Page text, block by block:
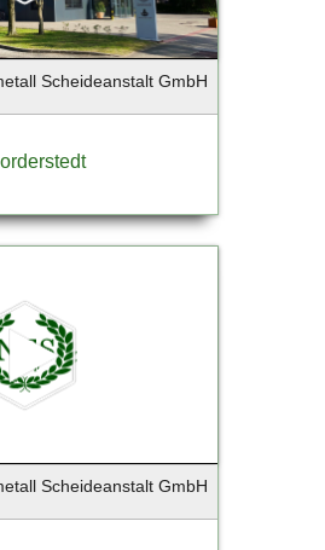
Scheideanstalt GmbH
Scheideanstalt GmbH